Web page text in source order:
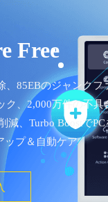
Free
、85EBのジャンク
ク、2,000万件の不具
減、Turbo Boostで
ップ＆自動ケア